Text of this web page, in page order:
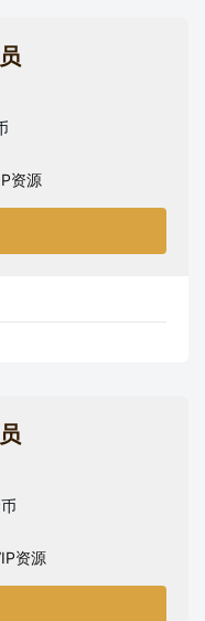
资源
资源